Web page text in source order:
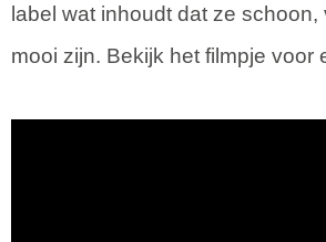
label wat inhoudt dat ze schoon,
mooi zijn. Bekijk het filmpje voor